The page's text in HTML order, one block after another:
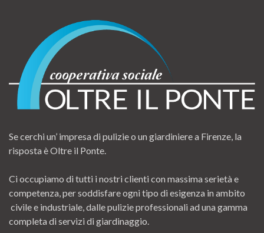
Se cerchi un’ impresa di pulizie o un giardiniere a Firenze, la
risposta è Oltre il Ponte.
Ci occupiamo di tutti i nostri clienti con massima serietà e
competenza, per soddisfare ogni tipo di esigenza in ambito
civile e industriale, dalle pulizie professionali ad una gamma
completa di servizi di giardinaggio.